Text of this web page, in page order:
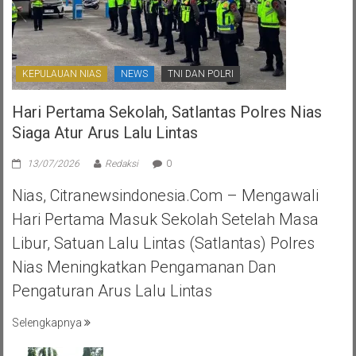
KEPULAUAN NIAS NEWS TNI DAN POLRI
Hari Pertama Sekolah, Satlantas Polres Nias
Siaga Atur Arus Lalu Lintas
13/07/2026 Redaksi 0
Nias, Citranewsindonesia.com – Mengawali
Hari Pertama Masuk Sekolah Setelah Masa
Libur, Satuan Lalu Lintas (Satlantas) Polres
Nias Meningkatkan Pengamanan Dan
Pengaturan Arus Lalu Lintas
Selengkapnya